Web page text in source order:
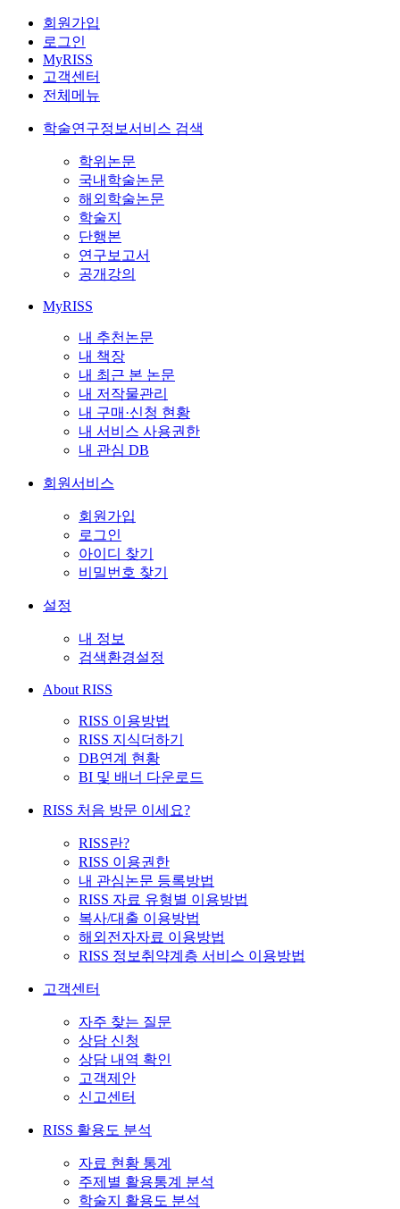
회원가입
로그인
MyRISS
고객센터
전체메뉴
학술연구정보서비스 검색
학위논문
국내학술논문
해외학술논문
학술지
단행본
연구보고서
공개강의
MyRISS
내 추천논문
내 책장
내 최근 본 논문
내 저작물관리
내 구매·신청 현황
내 서비스 사용권한
내 관심 DB
회원서비스
회원가입
로그인
아이디 찾기
비밀번호 찾기
설정
내 정보
검색환경설정
About RISS
RISS 이용방법
RISS 지식더하기
DB연계 현황
BI 및 배너 다운로드
RISS 처음 방문 이세요?
RISS란?
RISS 이용권한
내 관심논문 등록방법
RISS 자료 유형별 이용방법
복사/대출 이용방법
해외전자자료 이용방법
RISS 정보취약계층 서비스 이용방법
고객센터
자주 찾는 질문
상담 신청
상담 내역 확인
고객제안
신고센터
RISS 활용도 분석
자료 현황 통계
주제별 활용통계 분석
학술지 활용도 분석